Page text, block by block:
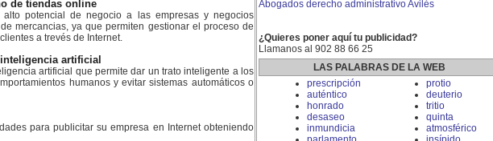
de tiendas online
potencial de negocio a las empresas y negocios
mercancias, ya que permiten gestionar el proceso de
a trevés de Internet.
artificial
artificial que permite dar un trato inteligente a los
humanos y evitar sistemas automáticos o
para publicitar su empresa en Internet obteniendo
Abogados derecho administrativo Avilés
¿Quieres poner aquí tu publicidad?
Llamanos al 902 88 66 25
LAS PALABRAS DE LA WEB
prescripción
auténtico
honrado
desaseo
inmundicia
protio
deuterio
tritio
quinta
atmosférico